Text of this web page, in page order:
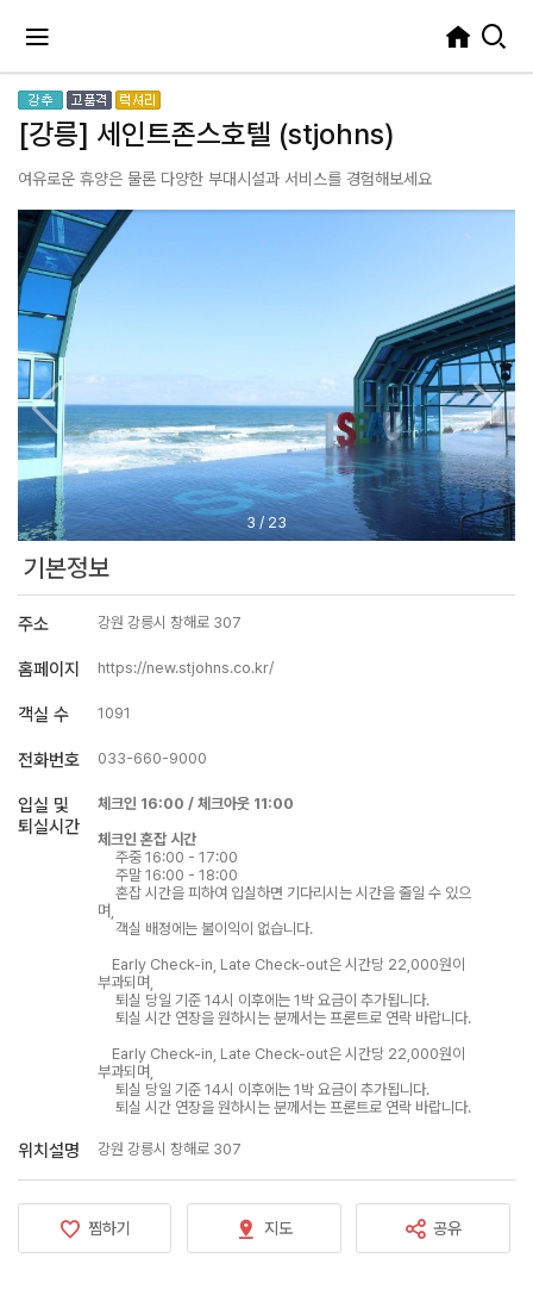
[강릉] 세인트존스호텔 (stjohns)
여유로운 휴양은 물론 다양한 부대시설과 서비스를 경험해보세요
3/ 23
기본정보
주소 강원 강릉시 창해로 307
홈페이지 https://new.stjohns.co.kr/
객실 수 1091
전화번호 033-660-9000
입실 및
퇴실시간
체크인 16:00 / 체크아웃 11:00
체크인 혼잡 시간
주중 16:00 - 17:00
주말 16:00 - 18:00
혼잡 시간을 피하여 입실하면 기다리시는 시간을 줄일 수 있으
며,
객실 배정에는 불이익이 없습니다.
Early Check-in, Late Check-out은 시간당 22,000원이
부과되며,
퇴실 당일 기준 14시 이후에는 1박 요금이 추가됩니다.
퇴실 시간 연장을 원하시는 분께서는 프론트로 연락 바랍니다.
Early Check-in, Late Check-out은 시간당 22,000원이
부과되며,
퇴실 당일 기준 14시 이후에는 1박 요금이 추가됩니다.
퇴실 시간 연장을 원하시는 분께서는 프론트로 연락 바랍니다.
위치설명 강원 강릉시 창해로 307
찜하기 지도 공유